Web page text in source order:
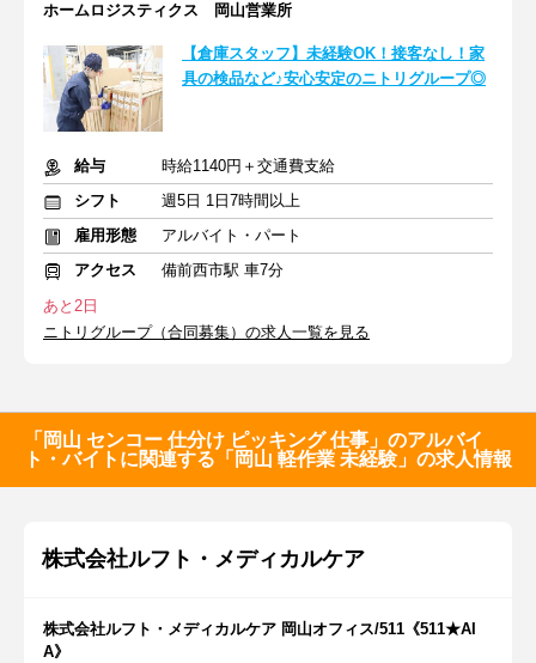
ホームロジスティクス 岡山営業所
【倉庫スタッフ】未経験OK！接客なし！家
具の検品など♪安心安定のニトリグループ◎
給与
時給1140円＋交通費支給
シフト
週5日 1日7時間以上
雇用形態
アルバイト・パート
アクセス
備前西市駅 車7分
あと2日
ニトリグループ（合同募集）の求人一覧を見る
「岡山 センコー 仕分け ピッキング 仕事」のアルバイ
ト・バイトに関連する「岡山 軽作業 未経験」の求人情報
株式会社ルフト・メディカルケア
株式会社ルフト・メディカルケア 岡山オフィス/511《511★AI
A》